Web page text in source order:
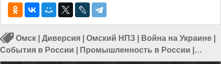
Омск Диверсия Омский НПЗ Война на Украине
События в России
Промышленность в России
Происшествия в Омске|Происшествия в Омской